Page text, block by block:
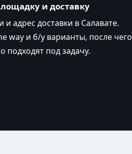
и доставку
адрес доставки в Салавате.
way и б/у варианты, после чего
под задачу.